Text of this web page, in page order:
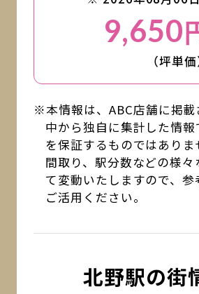
9,650
（坪単価
※本情報は、ABC店舗に掲載
中から独自に集計した情
を保証するものではありま
間取り、駅分数などの様々
て変動いたしますので、参
ご活用ください。
北野駅の街